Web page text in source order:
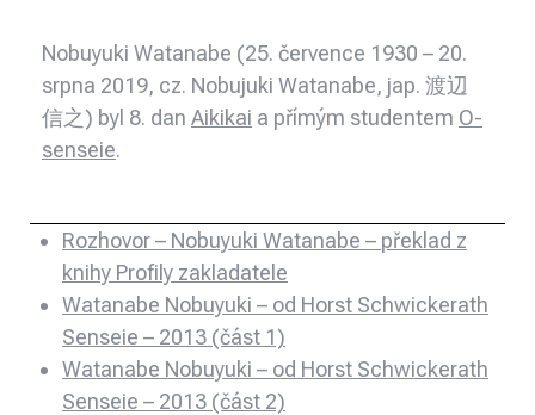
Nobuyuki Watanabe (25. července 1930 – 20.
srpna 2019, cz. Nobujuki Watanabe, jap. 渡辺
信之) byl 8. dan Aikikai a přímým studentem O-
senseie.
Rozhovor – Nobuyuki Watanabe – překlad z
knihy Profily zakladatele
Watanabe Nobuyuki – od Horst Schwickerath
Senseie – 2013 (část 1)
Watanabe Nobuyuki – od Horst Schwickerath
Senseie – 2013 (část 2)